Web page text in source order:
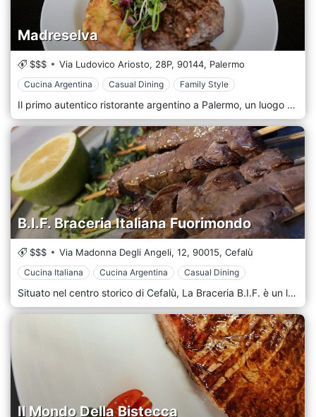
Madreselva
$$$ Via Ludovico Ariosto, 28P, 90144, Palermo
Cucina Argentina Casual Dining Family Style
Il primo autentico ristorante argentino a Palermo, un luogo d’elezione della cultura enogastronomica argentina. La storia di chef Gustavo inizia nelle campagne di Guaymallén, nel cuore di Mendoza, terra del sole e del buon vino argentino. Il personale saprà indicarti la pietanza più adatta ai tuoi gusti, da un’attenta selezione di carni e materie prime, cucinate sapientemente secondo la tradizione culinaria argentina. In abbinamento ad uno dei vini argentini della nostra cantina, potrai vivere un’esperienza gastronomica completa. Carni argentine selezionate dai migliori allevatori e dai migliori produttori, per garantire una qualità pazzesca della materia prima.
B.I.F. Braceria Italiana Fuorimondo
$$$ Via Madonna Degli Angeli, 12, 90015, Cefalù
Cucina Italiana Cucina Argentina Casual Dining
Situato nel centro storico di Cefalù, La Braceria B.I.F. è un locale rinnovato, in stile ed eleganza, con pareti in pietra antica. Da B.I.F. troverete le carni migliori per soddisfare qualsiasi tipo di palato e potrete gustare tagli sempre di qualità provenienti da ogni parte del mondo, stando comodamente seduti al tavolo in un ambiente accogliente e moderno. Le carni scelte e selezionate accuratamente dalle filiere locali che garantiscono una frollatura impeccabile per ogni taglio, garantendo al cliente una carne morbida, delicata, che si sciolga in bocca. Dalle T-Bon ad una costata morbida, o anche un bel controfiletto tenero e succulento.
Il Mondo Della Bistecca